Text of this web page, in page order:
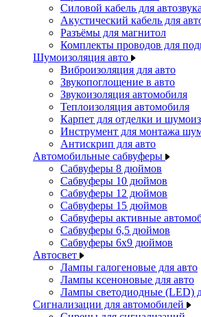
Силовой кабель для автозвука
Акустический кабель для
Разъёмы для магнитол
Комплекты проводов для
Шумоизоляция авто
Виброизоляция для авто
Звукопоглощение в авто
Звукоизоляция автомобиля
Теплоизоляция автомобиля
Карпет для отделки и
Инструмент для монтажа
Антискрип для авто
Автомобильные сабвуферы
Сабвуферы 8 дюймов
Сабвуферы 10 дюймов
Сабвуферы 12 дюймов
Сабвуферы 15 дюймов
Сабвуферы активные
Сабвуферы 6,5 дюймов
Сабвуферы 6x9 дюймов
Автосвет
Лампы галогеновые для авто
Лампы ксеноновые для авто
Лампы светодиодные (LED)
Сигнализации для автомобилей